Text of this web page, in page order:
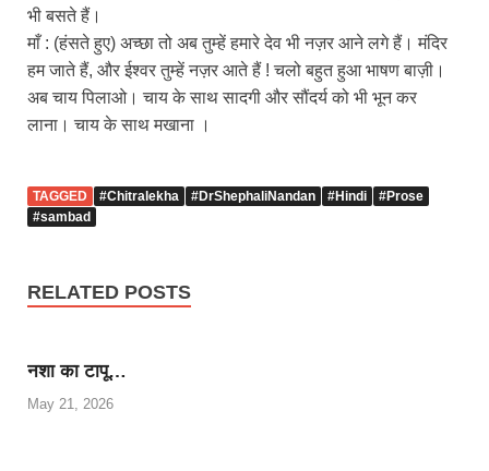
भी बसते हैं।
माँ : (हंसते हुए) अच्छा तो अब तुम्हें हमारे देव भी नज़र आने लगे हैं। मंदिर
हम जाते हैं, और ईश्वर तुम्हें नज़र आते हैं ! चलो बहुत हुआ भाषण बाज़ी।
अब चाय पिलाओ। चाय के साथ सादगी और सौंदर्य को भी भून कर
लाना। चाय के साथ मखाना ।
TAGGED #Chitralekha #DrShephaliNandan #Hindi
#Prose
#sambad
RELATED POSTS
नशा का टापू…
May 21, 2026